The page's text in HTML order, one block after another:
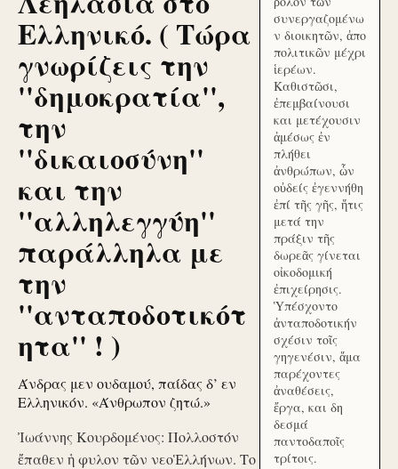
Ελληνικό. ( Τώρα
γνωρίζεις την
''δημοκρατία'',
την
''δικαιοσύνη''
και την
''αλληλεγγύη''
παράλληλα με
την
''ανταποδοτικότ
ητα'' ! )
Άνδρας μεν ουδαμού, παίδας δ’ εν
Ελληνικόν. «Άνθρωπον ζητώ.»
Ἰωάννης Κουρδομένος: Πολλοστόν
ἔπαθεν ἡ φυλον τῶν νεοἙλλήνων. Το
συνεργαζομένω
ν διοικητῶν, ἀπο
πολιτικῶν μέχρι
ἱερέων.
Καθιστῶσι,
ἐπεμβαίνουσι
και μετέχουσιν
ἀμέσως ἐν
πλήθει
ἀνθρώπων, ὧν
οὐδείς ἐγεννήθη
ἐπί τῆς γῆς, ἥτις
μετά την
πράξιν τῆς
δωρεᾶς γίνεται
οἰκοδομική
ἐπιχείρησις.
Ὑπέσχοντο
ἀνταποδοτικήν
σχέσιν τοῖς
γηγενέσιν, ἅμα
παρέχοντες
ἀναθέσεις,
ἔργα, και δη
δεσμά
παντοδαποῖς
τρίτοις.